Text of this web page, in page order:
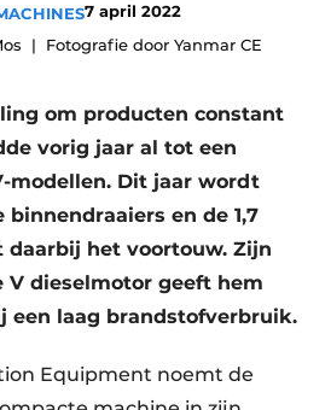
7 april 2022
Fotografie door Yanmar CE
om producten constant
vorig jaar al tot een
modellen. Dit jaar wordt
en de 1,7
daarbij het voortouw. Zijn
V dieselmotor geeft hem
een laag brandstofverbruik.
Equipment noemt de